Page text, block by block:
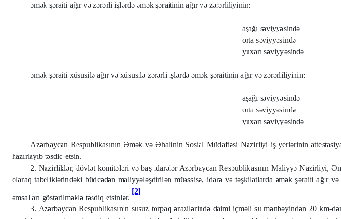
əmək şəraiti ağır və zərərli işlərdə əmək şəraitinin ağır və zərərliliyinin:
aşağı səviyyəsində
orta səviyyəsində
yuxarı səviyyəsində
əmək şəraiti xüsusilə ağır və xüsusilə zərərli işlərdə əmək şəraitinin ağır və zərərliliyinin:
aşağı səviyyəsində
orta səviyyəsində
yuxarı səviyyəsində
Azərbaycan Respublikasının Əmək və Əhalinin Sosial Müdafiəsi Nazirliyi iş yerlərinin
hazırlayıb təsdiq etsin.
2. Nazirliklər, dövlət komitələri və baş idarələr Azərbaycan Respublikasının Maliyyə Nazirliyi,
olaraq tabeliklərindəki büdcədən maliyyələşdirilən müəssisə, idarə və təşkilatlarda əmək şəraiti ağır
əmsalları göstərilməklə təsdiq etsinlər.
[2]
3. Azərbaycan Respublikasının susuz torpaq ərazilərində daimi içməli su mənbəyindən 20 km-